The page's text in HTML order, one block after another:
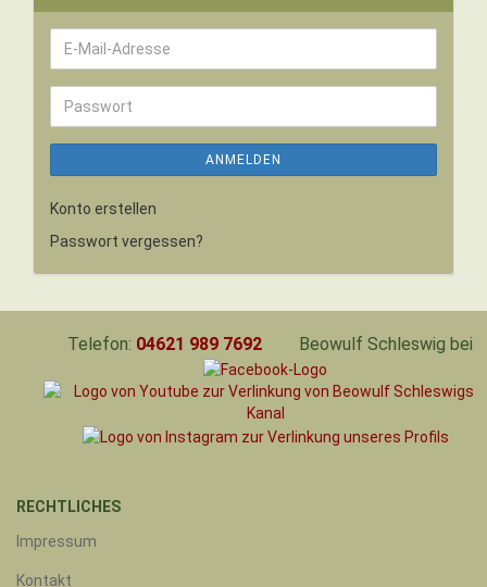
E-
Mail-
Adresse
Passwort
ANMELDEN
Konto erstellen
Passwort vergessen?
Telefon: 04621 989 7692 Beowulf Schleswig bei
RECHTLICHES
Impressum
Kontakt